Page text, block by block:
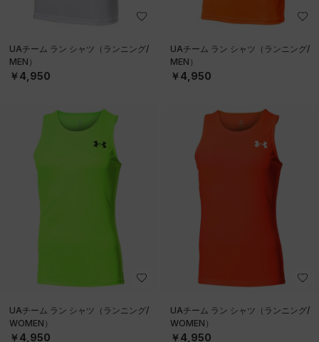
UAチーム ラン シャツ（ランニング/
MEN）
￥4,950
UAチーム ラン シャツ（ランニング/
MEN）
￥4,950
UAチーム ラン シャツ（ランニング/
WOMEN）
￥4,950
UAチーム ラン シャツ（ランニング/
WOMEN）
￥4,950